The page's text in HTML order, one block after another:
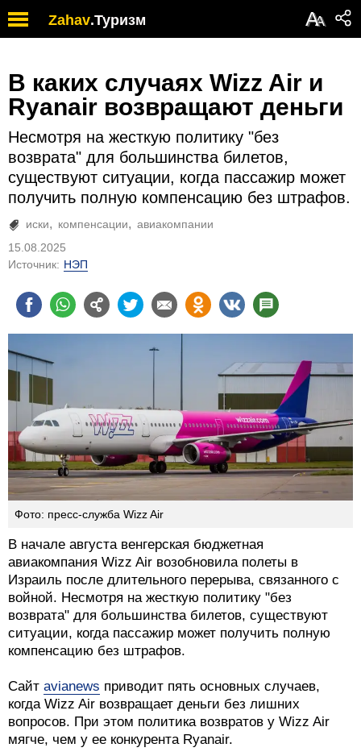
Zahav.Туризм АА
В каких случаях Wizz Air и
Ryanair возвращают деньги
Несмотря на жесткую политику "без
возврата" для большинства билетов,
существуют ситуации, когда пассажир может
получить полную компенсацию без штрафов.
иски компенсации
авиакомпании
15.08.2025
Источник: НЭП
Фото: пресс-служба Wizz Air
В начале августа венгерская бюджетная
авиакомпания Wizz Air возобновила полеты в
Израиль после длительного перерыва, связанного с
войной. Несмотря на жесткую политику "без
возврата" для большинства билетов, существуют
ситуации, когда пассажир может получить полную
компенсацию без штрафов.
Сайт avianews приводит пять основных случаев,
когда Wizz Air возвращает деньги без лишних
вопросов. При этом политика возвратов у Wizz Air
мягче, чем у ее конкурента Ryanair.